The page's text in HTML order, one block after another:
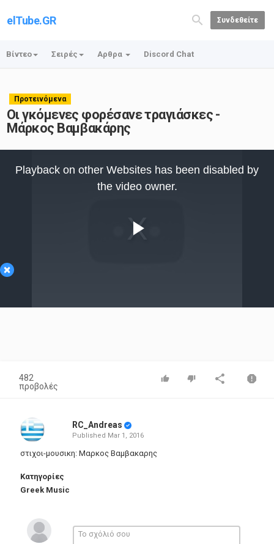
elTube.GR Συνδεθείτε
Βίντεο Σειρές Αρθρα Discord Chat
Προτεινόμενα
Οι γκόμενες φορέσανε τραγιάσκες -
Μάρκος Βαμβακάρης
×
Video
Playback on other Websites has been disabled by
the video owner.
482
προβολές
RC_Andreas
Published Mar 1, 2016
στιχοι-μουσικη: Μαρκος Βαμβακαρης
Κατηγορίες
Greek Music